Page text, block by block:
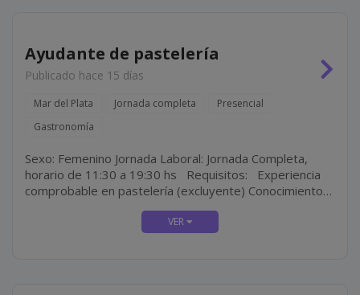
Ayudante de pastelería
Publicado hace 15 días
Mar del Plata Jornada completa
Presencial
Gastronomía
Sexo: Femenino Jornada Laboral: Jornada Completa,
horario de 11:30 a 19:30 hs Requisitos: Experiencia
comprobable en pastelería (excluyente) Conocimientos
en pastelería moderna y técnicas de decoración